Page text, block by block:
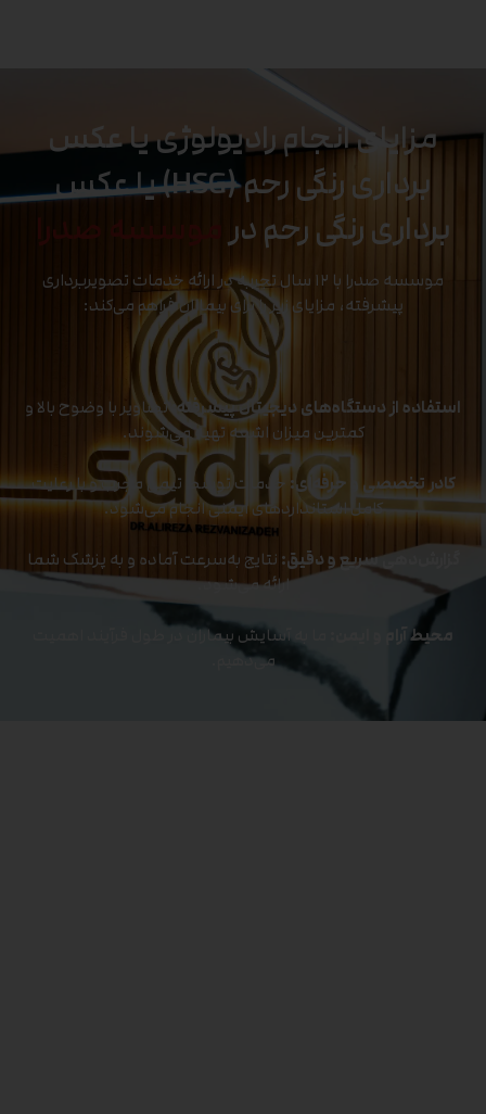
مزایای انجام رادیولوژی یا عکس
برداری رنگی رحم (HSG) یا عکس
برداری رنگی رحم در
موسسه صدرا
موسسه صدرا با ۱۲ سال تجربه در ارائه خدمات تصویربرداری
پیشرفته، مزایای زیر را برای بیماران فراهم می‌کند:
استفاده از دستگاه‌های دیجیتال پیشرفته:تصاویر با وضوح بالا و
کمترین میزان اشعه تهیه می‌شوند.
کادر تخصصی و حرفه‌ای: خدمات توسط تیمی مجرب و با رعایت
کامل استانداردهای ایمنی انجام می‌شود.
گزارش‌دهی سریع و دقیق: نتایج به‌سرعت آماده و به پزشک شما
ارائه می‌شود.
محیط آرام و ایمن:
ما به آسایش بیماران در طول فرآیند اهمیت
می‌دهیم.